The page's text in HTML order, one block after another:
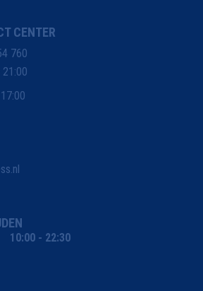
CENTER
760
21:00
10:00 - 22:30